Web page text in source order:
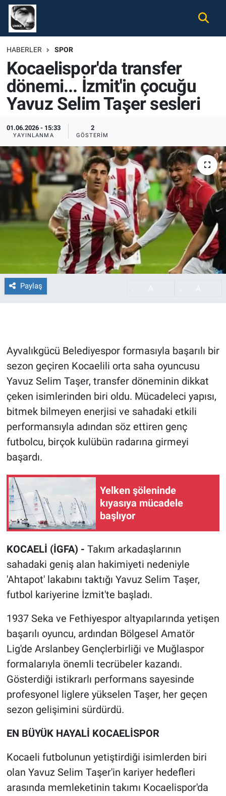
HABERLER SPOR
Kocaelispor'da transfer
dönemi... İzmit'in çocuğu
Yavuz Selim Taşer sesleri
01.06.2026 - 15:33
YAYINLANMA
2
GÖSTERIM
Paylaş
Ayvalıkgücü Belediyespor formasıyla başarılı bir
sezon geçiren Kocaelili orta saha oyuncusu
Yavuz Selim Taşer, transfer döneminin dikkat
çeken isimlerinden biri oldu. Mücadeleci yapısı,
bitmek bilmeyen enerjisi ve sahadaki etkili
performansıyla adından söz ettiren genç
futbolcu, birçok kulübün radarına girmeyi
başardı.
Yelken şöleninde
kıyasıya mücadele
başlıyor
KOCAELİ (İGFA) - Takım arkadaşlarının
sahadaki geniş alan hakimiyeti nedeniyle
'Ahtapot' lakabını taktığı Yavuz Selim Taşer,
futbol kariyerine İzmit'te başladı.
1937 Seka ve Fethiyespor altyapılarında yetişen
başarılı oyuncu, ardından Bölgesel Amatör
Lig'de Arslanbey Gençlerbirliği ve Muğlaspor
formalarıyla önemli tecrübeler kazandı.
Gösterdiği istikrarlı performans sayesinde
profesyonel liglere yükselen Taşer, her geçen
sezon gelişimini sürdürdü.
EN BÜYÜK HAYALİ KOCAELİSPOR
Kocaeli futbolunun yetiştirdiği isimlerden biri
olan Yavuz Selim Taşer'in kariyer hedefleri
arasında memleketinin takımı Kocaelispor'da
Gündem
Ekonomi
Spor
Tüm Haberler
İletişim
Künye
Nöbetçi Eczaneler
Hava Durumu
Namaz Vakitleri
Süper Lig Puan Durumu ve Fikstür
Tüm Manşetler
Son Dakika Haberleri
Haber Arşivi